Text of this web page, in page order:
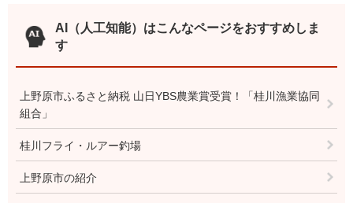
AI（人工知能）はこんなページをおすすめしま
す
上野原市ふるさと納税 山日YBS農業賞受賞！「桂川漁業協同
組合」
桂川フライ・ルアー釣場
上野原市の紹介